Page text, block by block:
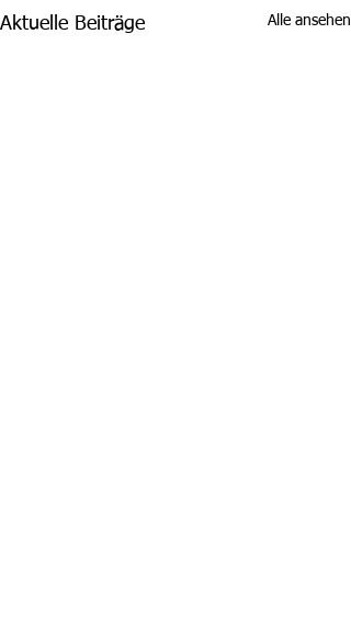
Aktuelle Beiträge Alle ansehen